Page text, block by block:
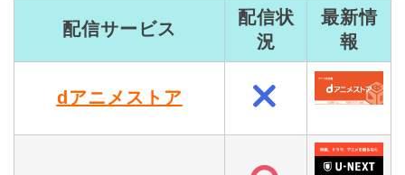
配信サービス
配信状
況
最新情
報
dアニメストア